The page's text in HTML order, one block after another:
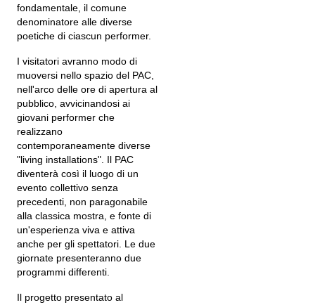
fondamentale, il comune
denominatore alle diverse
poetiche di ciascun performer.
I visitatori avranno modo di
muoversi nello spazio del PAC,
nell'arco delle ore di apertura al
pubblico, avvicinandosi ai
giovani performer che
realizzano
contemporaneamente diverse
"living installations". Il PAC
diventerà così il luogo di un
evento collettivo senza
precedenti, non paragonabile
alla classica mostra, e fonte di
un'esperienza viva e attiva
anche per gli spettatori. Le due
giornate presenteranno due
programmi differenti.
Il progetto presentato al